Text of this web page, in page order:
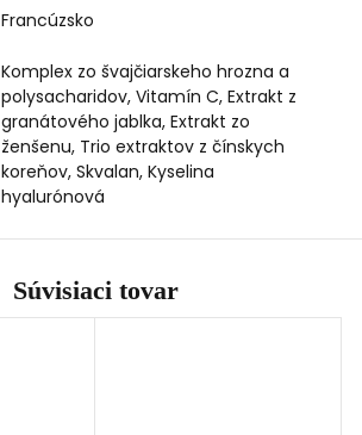
Francúzsko
Komplex zo švajčiarskeho hrozna a
polysacharidov, Vitamín C, Extrakt z
granátového jablka, Extrakt zo
ženšenu, Trio extraktov z čínskych
koreňov, Skvalan, Kyselina
hyalurónová
Súvisiaci tovar